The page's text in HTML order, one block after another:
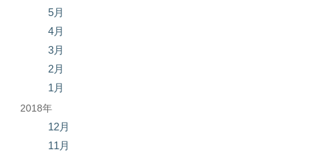
5月
4月
3月
2月
1月
2018年
12月
11月